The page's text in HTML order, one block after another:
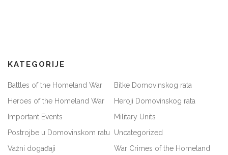
KATEGORIJE
Battles of the Homeland War
Bitke Domovinskog rata
Heroes of the Homeland War
Heroji Domovinskog rata
Important Events
Military Units
Postrojbe u Domovinskom ratu Uncategorized
Važni događaji
War Crimes of the Homeland